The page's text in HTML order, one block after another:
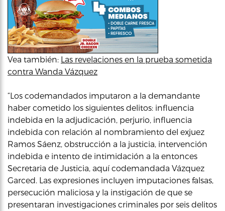
Vea también: Las revelaciones en la prueba sometida
contra Wanda Vázquez
“Los codemandados imputaron a la demandante
haber cometido los siguientes delitos: influencia
indebida en la adjudicación, perjurio, influencia
indebida con relación al nombramiento del exjuez
Ramos Sáenz, obstrucción a la justicia, intervención
indebida e intento de intimidación a la entonces
Secretaria de Justicia, aquí codemandada Vázquez
Garced. Las expresiones incluyen imputaciones falsas,
persecución maliciosa y la instigación de que se
presentaran investigaciones criminales por seis delitos